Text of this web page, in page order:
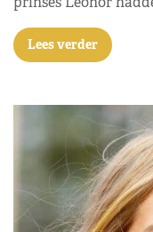
Lees verder